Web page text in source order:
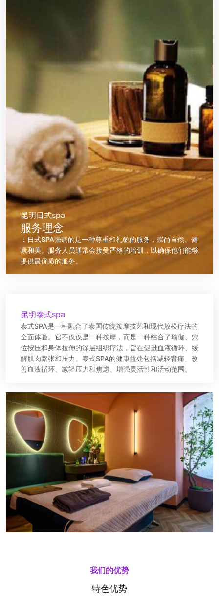
昆明日式spa
服务理念
：日式SPA强调的是一种尊重和礼貌的服务，崇尚自然、健
康和美。服务人员通常会接受严格的培训，以确保他们能够
提供最优质的服务。
昆明泰式spa
泰式SPA是一种融合了泰国传统按摩技艺和现代放松疗法的
全面体验。它不仅仅是一种按摩，而是一种结合了瑜伽、穴
位按压和身体拉伸的深层组织疗法，旨在促进血液循环、缓
解肌肉紧张和压力。泰式SPA的健康益处包括减轻背痛、改
善血液循环、减轻压力和焦虑、增强灵活性和活动范围。
我们的优势
特色优势